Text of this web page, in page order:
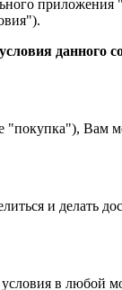
приложения
"покупка"),
и
в любой